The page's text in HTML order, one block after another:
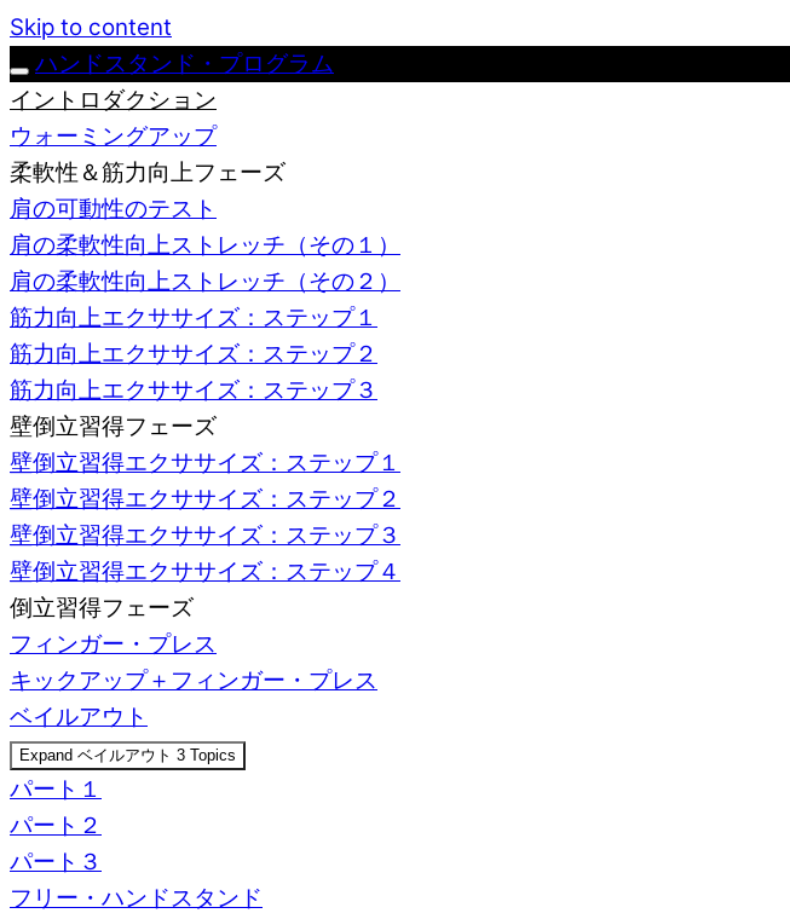
Skip to content
ハンドスタンド・プログラム
イントロダクション
ウォーミングアップ
柔軟性＆筋力向上フェーズ
肩の可動性のテスト
肩の柔軟性向上ストレッチ（その１）
肩の柔軟性向上ストレッチ（その２）
筋力向上エクササイズ：ステップ１
筋力向上エクササイズ：ステップ２
筋力向上エクササイズ：ステップ３
壁倒立習得フェーズ
壁倒立習得エクササイズ：ステップ１
壁倒立習得エクササイズ：ステップ２
壁倒立習得エクササイズ：ステップ３
壁倒立習得エクササイズ：ステップ４
倒立習得フェーズ
フィンガー・プレス
キックアップ＋フィンガー・プレス
ベイルアウト
Expand ベイルアウト 3 Topics
パート１
パート２
パート３
フリー・ハンドスタンド